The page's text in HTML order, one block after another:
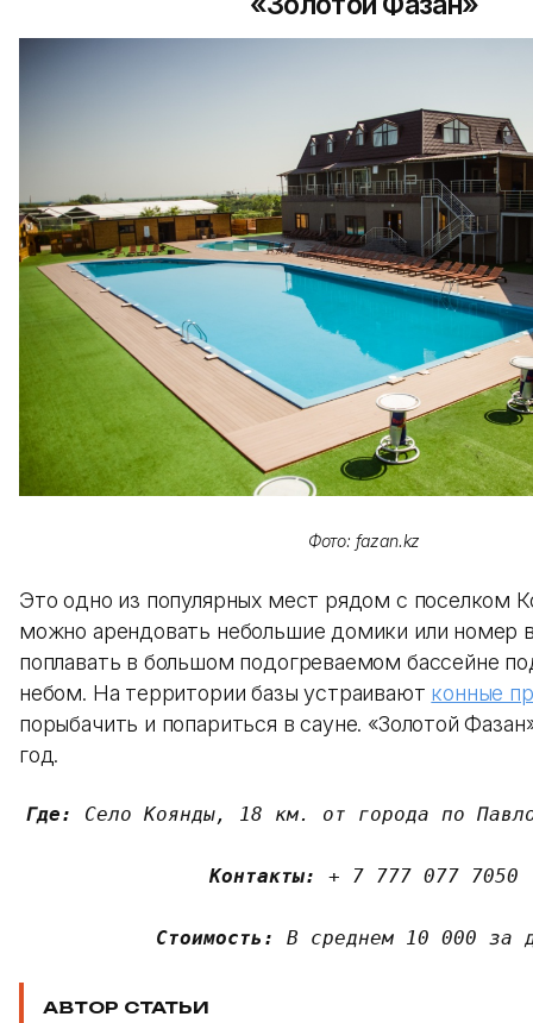
Фото: fazan.kz
Это одно из популярных мест рядом с поселком
можно арендовать небольшие домики или номер
поплавать в большом подогреваемом бассейне
небом. На территории базы устраивают конные
порыбачить и попариться в сауне. «Золотой
год.
Где: Село Коянды, 18 км. от города по
Контакты: + 7 777 077 7050
Стоимость: В среднем 10 000 за
АВТОР СТАТЬИ